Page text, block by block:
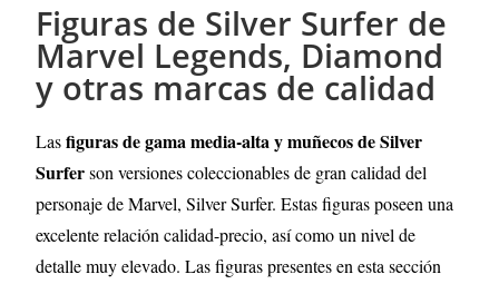
Figuras de Silver Surfer de
Marvel Legends, Diamond
y otras marcas de calidad
Lasfiguras de gama media-alta y muñecos de Silver
Surferson versiones coleccionables de gran calidad del
personaje de Marvel, Silver Surfer. Estas figuras poseen una
excelente relación calidad-precio, así como un nivel de
detalle muy elevado. Las figuras presentes en esta sección